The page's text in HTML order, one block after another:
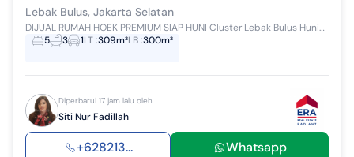
Lebak Bulus, Jakarta Selatan
DIJUAL RUMAH HOEK PREMIUM SIAP HUNI Cluster Lebak Bulus Hunian modern di kawasan premium dengan posisi hoek, pencahayaan alami yang maksimal, sert...
5
3 1LT:309m²LB:300m²
Diperbarui 17 jam lalu oleh
Siti Nur Fadillah
+628213... Whatsapp